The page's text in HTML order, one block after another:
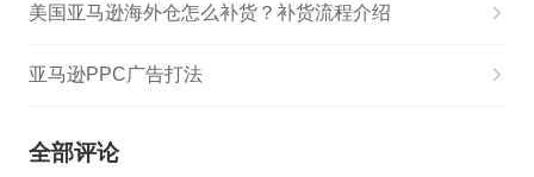
美国亚马逊海外仓怎么补货？补货流程介绍
亚马逊PPC广告打法
全部评论